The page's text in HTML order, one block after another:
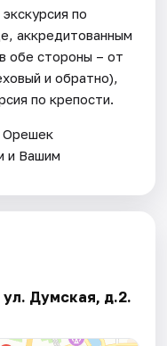
по
аккредитованным
обе стороны – от
и обратно),
по крепости.
Орешек
и Вашим
ул. Думская, д.2.